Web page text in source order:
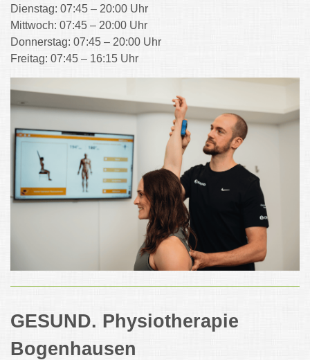
Dienstag: 07:45 – 20:00 Uhr
Mittwoch: 07:45 – 20:00 Uhr
Donnerstag: 07:45 – 20:00 Uhr
Freitag: 07:45 – 16:15 Uhr
GESUND. Physiotherapie
Bogenhausen